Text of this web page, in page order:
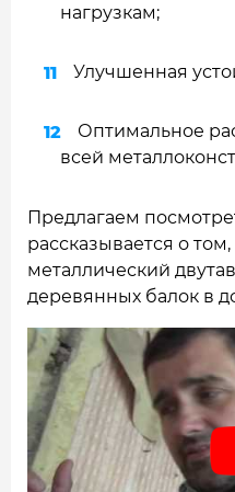
нагрузкам;
Улучшенная
Оптимальное
всей
Предлагаем
рассказывается о
металлический
деревянных балок в